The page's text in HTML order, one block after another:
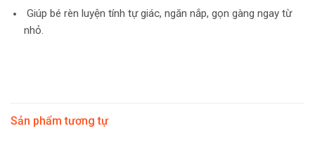
Giúp bé rèn luyện tính tự giác, ngăn nắp, gọn gàng ngay từ
nhỏ.
Sản phẩm tương tự